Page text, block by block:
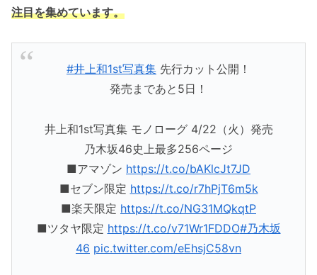
注目を集めています。
#井上和1st写真集 先行カット公開！
発売まであと5日！
井上和1st写真集 モノローグ 4/22（火）発売
乃木坂46史上最多256ページ
■アマゾン https://t.co/bAKlcJt7JD
■セブン限定 https://t.co/r7hPjT6m5k
■楽天限定 https://t.co/NG31MQkqtP
■ツタヤ限定 https://t.co/v71Wr1FDDO#乃木坂
46 pic.twitter.com/eEhsjC58vn